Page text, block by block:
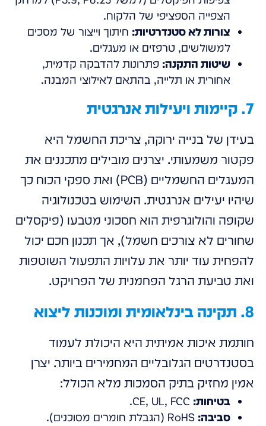
הצפייה הספציפי של הלקוח.
צורות לא סטנדרטיות: חיתוך וייצור של מסכים
למשולשים, טרפזים או מעגלים.
שיטות התקנה: פתרונות להדבקה קדמית,
אחורית או תלייה, בהתאם לאילוצי המבנה.
7. קיימות ויעילות אנרגטית
בעידן של בנייה ירוקה, צריכת החשמל היא
פקטור משמעותי. יצרנים מובילים מתכננים את
המעגלים החשמליים (PCB) ואת ספקי הכוח כך
שיהיו יעילים אנרגטית. השימוש בטכנולוגיה
שקופה והולוגרפית הוא חסכוני מטבעו (פיקסלים
שחורים לא צורכים חשמל), אך תכנון חכם יכול
להפחית עוד יותר את עלויות התפעול השוטפות
ואת טביעת הרגל הפחמנית של הפרויקט.
8. תקינה בינלאומית ומוכנות ליצוא
חותמת איכות אמיתית היא היכולת לעמוד
בסטנדרטים הגלובליים המחמירים ביותר. יצרן
אמין מחזיק בתיק הסמכות מלא הכולל:
בטיחות:
סביבה: